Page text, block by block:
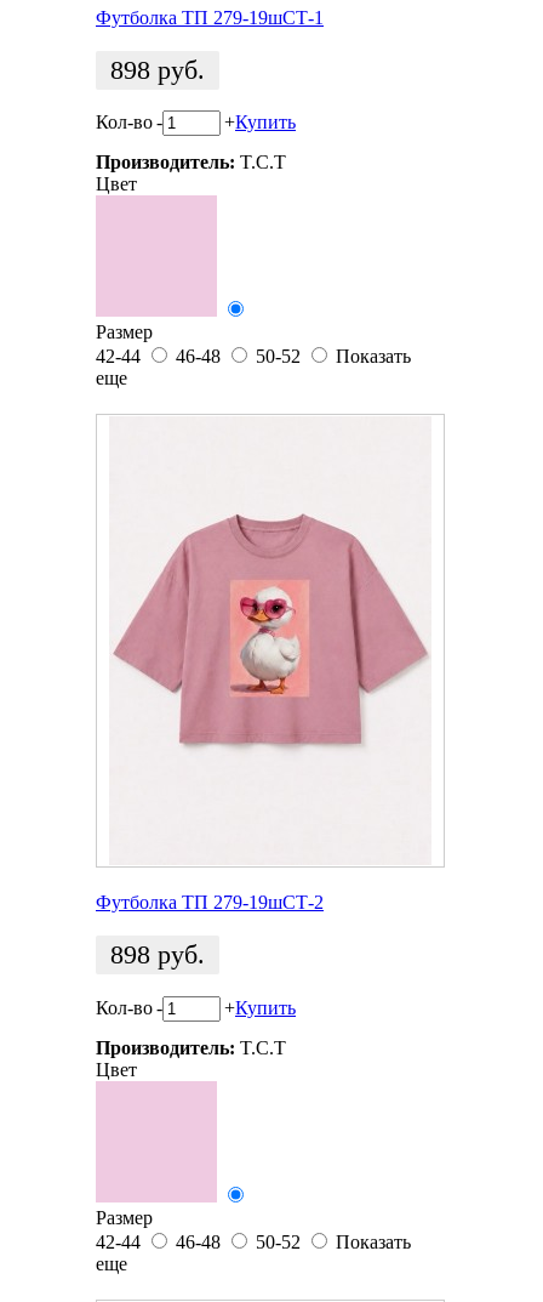
Футболка ТП 279-19шСТ-1
898 руб.
Кол-во- +Купить
Производитель: T.C.T
Цвет
Размер
42-44
46-48 50-52
Показать
еще
Футболка ТП 279-19шСТ-2
898 руб.
Кол-во- +Купить
Производитель: T.C.T
Цвет
Размер
42-44
46-48 50-52
Показать
еще